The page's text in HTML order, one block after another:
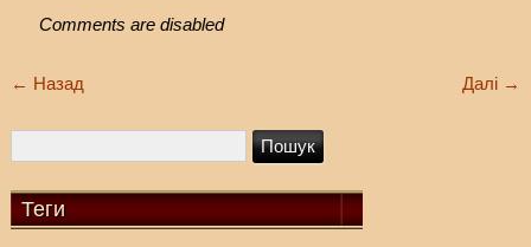
Comments are disabled
← Назад Далі →
Теги